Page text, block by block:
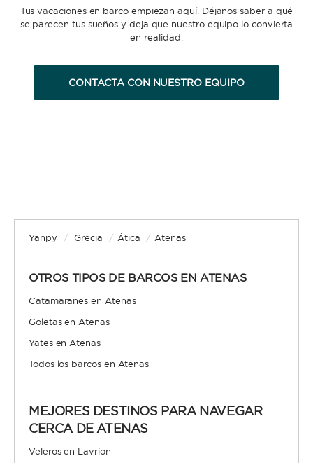
Tus vacaciones en barco empiezan aquí. Déjanos saber a qué
se parecen tus sueños y deja que nuestro equipo lo convierta
en realidad.
CONTACTA CON NUESTRO EQUIPO
Yanpy / Grecia / Ática / Atenas
OTROS TIPOS DE BARCOS EN ATENAS
Catamaranes en Atenas
Goletas en Atenas
Yates en Atenas
Todos los barcos en Atenas
MEJORES DESTINOS PARA NAVEGAR
CERCA DE ATENAS
Veleros en Lavrion